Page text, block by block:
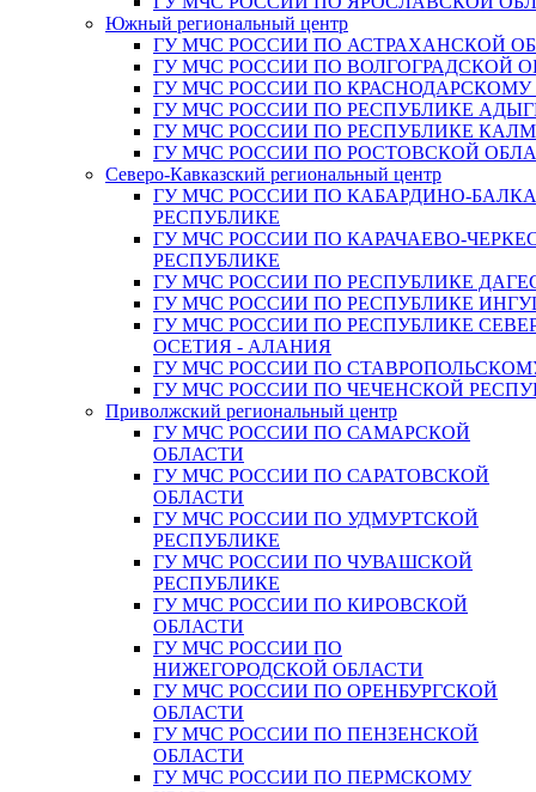
Южный региональный центр
ГУ МЧС РОССИИ ПО АСТРАХАНСКОЙ
ГУ МЧС РОССИИ ПО ВОЛГОГРАДСКОЙ
ГУ МЧС РОССИИ ПО
ГУ МЧС РОССИИ ПО РЕСПУБЛИКЕ
ГУ МЧС РОССИИ ПО РЕСПУБЛИКЕ
ГУ МЧС РОССИИ ПО РОСТОВСКОЙ
Северо-Кавказский региональный центр
ГУ МЧС РОССИИ ПО КАБАРДИНО-
РЕСПУБЛИКЕ
ГУ МЧС РОССИИ ПО КАРАЧАЕВО-
РЕСПУБЛИКЕ
ГУ МЧС РОССИИ ПО РЕСПУБЛИКЕ
ГУ МЧС РОССИИ ПО РЕСПУБЛИКЕ
ГУ МЧС РОССИИ ПО РЕСПУБЛИКЕ
ОСЕТИЯ - АЛАНИЯ
ГУ МЧС РОССИИ ПО
ГУ МЧС РОССИИ ПО ЧЕЧЕНСКОЙ
Приволжский региональный центр
ГУ МЧС РОССИИ ПО САМАРСКОЙ
ОБЛАСТИ
ГУ МЧС РОССИИ ПО САРАТОВСКОЙ
ОБЛАСТИ
ГУ МЧС РОССИИ ПО УДМУРТСКОЙ
РЕСПУБЛИКЕ
ГУ МЧС РОССИИ ПО ЧУВАШСКОЙ
РЕСПУБЛИКЕ
ГУ МЧС РОССИИ ПО КИРОВСКОЙ
ОБЛАСТИ
ГУ МЧС РОССИИ ПО
НИЖЕГОРОДСКОЙ ОБЛАСТИ
ГУ МЧС РОССИИ ПО ОРЕНБУРГСКОЙ
ОБЛАСТИ
ГУ МЧС РОССИИ ПО ПЕНЗЕНСКОЙ
ОБЛАСТИ
ГУ МЧС РОССИИ ПО ПЕРМСКОМУ